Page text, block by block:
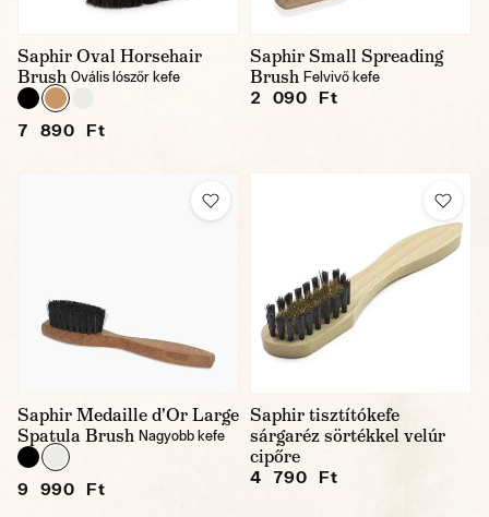
Saphir Oval Horsehair
Brush Ovális lószőr kefe
7 890 Ft
Saphir Small Spreading
Brush Felvivő kefe
2 090 Ft
Saphir Medaille d'Or Large
Spatula Brush Nagyobb kefe
9 990 Ft
Saphir tisztítókefe
sárgaréz sörtékkel velúr
cipőre
4 790 Ft